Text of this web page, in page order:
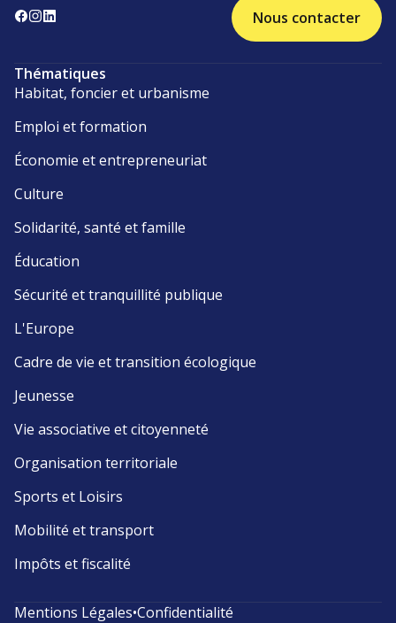
Nous contacter
Thématiques
Habitat, foncier et urbanisme
Emploi et formation
Économie et entrepreneuriat
Culture
Solidarité, santé et famille
Éducation
Sécurité et tranquillité publique
L'Europe
Cadre de vie et transition écologique
Jeunesse
Vie associative et citoyenneté
Organisation territoriale
Sports et Loisirs
Mobilité et transport
Impôts et fiscalité
Mentions Légales•Confidentialité